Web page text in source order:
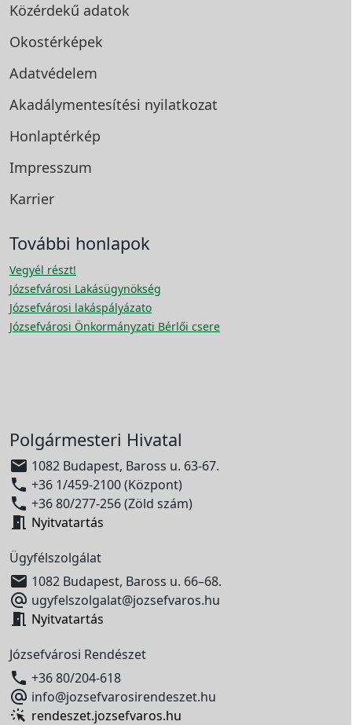
Közérdekű adatok
Okostérképek
Adatvédelem
Akadálymentesítési nyilatkozat
Honlaptérkép
Impresszum
Karrier
További honlapok
Vegyél részt!
Józsefvárosi Lakásügynökség
Józsefvárosi lakáspályázato
Józsefvárosi Önkormányzati Bérlői csere
Polgármesteri Hivatal
 1082 Budapest, Baross u. 63-67.
 +36 1/459-2100 (Központ)
 +36 80/277-256 (Zöld szám)
 Nyitvatartás
Ügyfélszolgálat
 1082 Budapest, Baross u. 66–68.
 ugyfelszolgalat@jozsefvaros.hu
 Nyitvatartás
Józsefvárosi Rendészet
 +36 80/204-618
 info@jozsefvarosirendeszet.hu
rendeszet.jozsefvaros.hu